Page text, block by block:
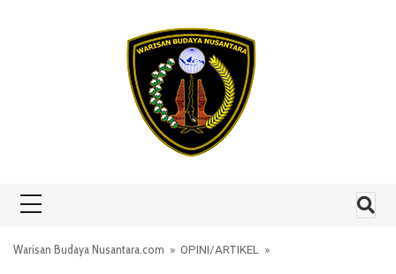
Warisan Budaya Nusantara.com » OPINI/ARTIKEL »